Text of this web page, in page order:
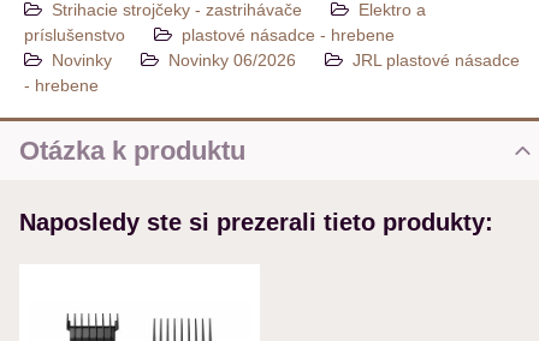
Strihacie strojčeky - zastrihávače
Elektro a
príslušenstvo
plastové násadce - hrebene
Novinky
Novinky 06/2026
JRL plastové násadce
- hrebene
Otázka k produktu
MENO
VÁŠ E-MAIL
Naposledy ste si prezerali tieto produkty: